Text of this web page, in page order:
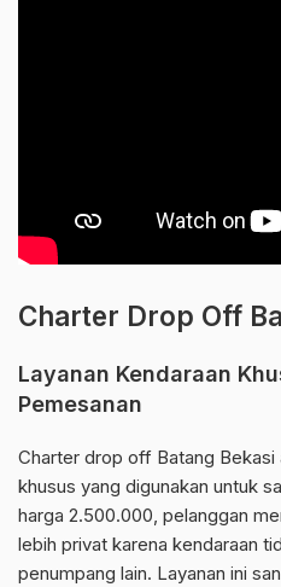
Charter Drop Off
Layanan Kendaraan
Pemesanan
Charter drop off Batang Bekasi
khusus yang digunakan untuk
harga 2.500.000, pelanggan
lebih privat karena kendaraan
penumpang lain. Layanan ini